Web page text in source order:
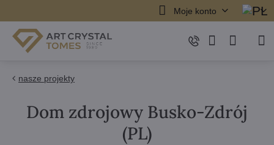
Moje konto
nasze projekty
Dom zdrojowy Busko-Zdrój
(PL)